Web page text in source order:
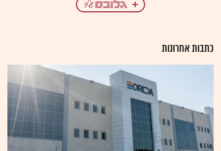
כתבות אחרונות